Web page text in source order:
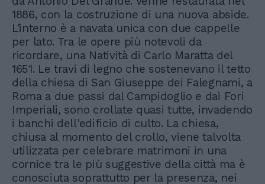
1886, con la costruzione di una nuova abside.
L'interno è a navata unica con due cappelle
per lato. Tra le opere più notevoli da
ricordare, una Natività di Carlo Maratta del
1651. Le travi di legno che sostenevano il tetto
della chiesa di San Giuseppe dei Falegnami, a
Roma a due passi dal Campidoglio e dai Fori
Imperiali, sono crollate quasi tutte, invadendo
i banchi dell'edificio di culto. La chiesa,
chiusa al momento del crollo, viene talvolta
utilizzata per celebrare matrimoni in una
cornice tra le più suggestive della città ma è
conosciuta soprattutto per la presenza, nei